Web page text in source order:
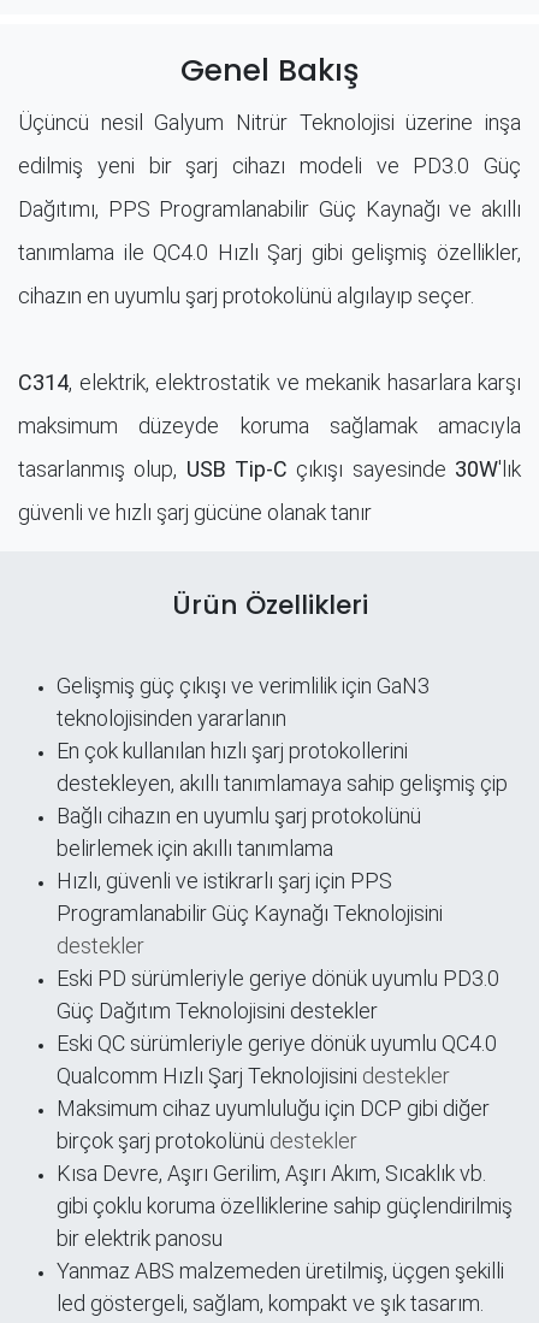
Genel Bakış
Üçüncü nesil Galyum Nitrür Teknolojisi üzerine inşa
edilmiş yeni bir şarj cihazı modeli ve PD3.0 Güç
Dağıtımı, PPS Programlanabilir Güç Kaynağı ve akıllı
tanımlama ile QC4.0 Hızlı Şarj gibi gelişmiş özellikler,
cihazın en uyumlu şarj protokolünü algılayıp seçer.
C314, elektrik, elektrostatik ve mekanik hasarlara karşı
maksimum düzeyde koruma sağlamak amacıyla
tasarlanmış olup, USB Tip-C çıkışı sayesinde 30W'lık
güvenli ve hızlı şarj gücüne olanak tanır
Ürün Özellikleri
Gelişmiş güç çıkışı ve verimlilik için GaN3
teknolojisinden yararlanın
En çok kullanılan hızlı şarj protokollerini
destekleyen, akıllı tanımlamaya sahip gelişmiş çip
Bağlı cihazın en uyumlu şarj protokolünü
belirlemek için akıllı tanımlama
Hızlı, güvenli ve istikrarlı şarj için PPS
Programlanabilir Güç Kaynağı Teknolojisini
destekler
Eski PD sürümleriyle geriye dönük uyumlu PD3.0
Güç Dağıtım Teknolojisini destekler
Eski QC sürümleriyle geriye dönük uyumlu QC4.0
Qualcomm Hızlı Şarj Teknolojisini destekler
Maksimum cihaz uyumluluğu için DCP gibi diğer
birçok şarj protokolünü destekler
Kısa Devre, Aşırı Gerilim, Aşırı Akım, Sıcaklık vb.
gibi çoklu koruma özelliklerine sahip güçlendirilmiş
bir elektrik panosu
Yanmaz ABS malzemeden üretilmiş, üçgen şekilli
led göstergeli, sağlam, kompakt ve şık tasarım.